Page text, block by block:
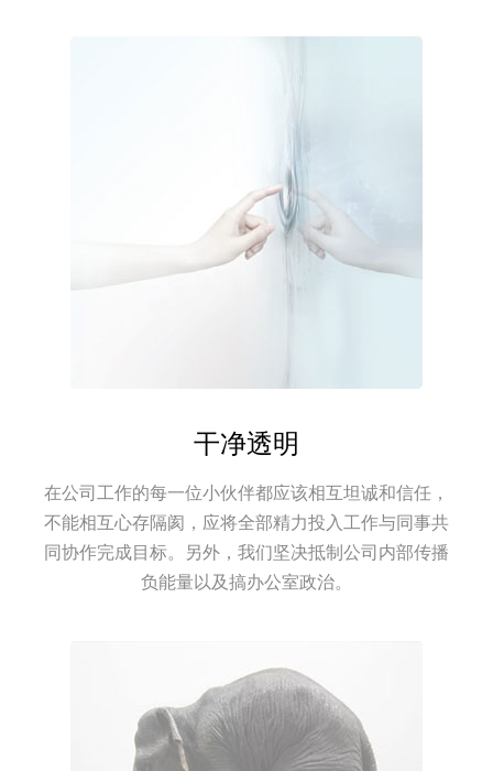
干净透明
在公司工作的每一位小伙伴都应该相互坦诚和信任，
不能相互心存隔阂，应将全部精力投入工作与同事共
同协作完成目标。另外，我们坚决抵制公司内部传播
负能量以及搞办公室政治。